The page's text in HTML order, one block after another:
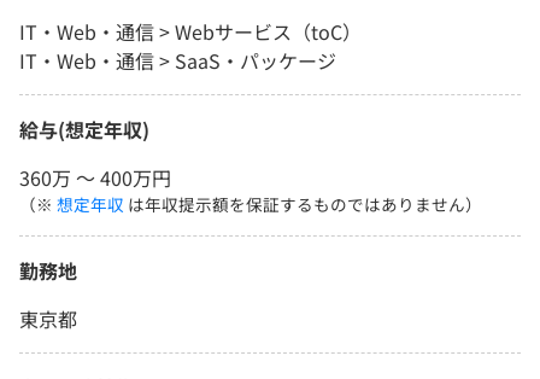
IT・Web・通信 > Webサービス（toC）
IT・Web・通信 > SaaS・パッケージ
給与(想定年収)
360万 〜 400万円
（※ 想定年収 は年収提示額を保証するものではありません）
勤務地
東京都